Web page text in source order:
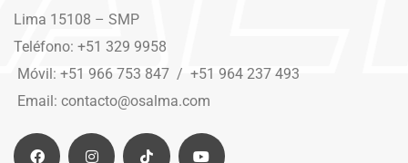
Lima 15108 – SMP
Teléfono: +51 329 9958
Móvil: +51 966 753 847 / +51 964 237 493
Email: contacto@osalma.com